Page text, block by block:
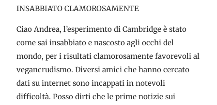
INSABBIATO CLAMOROSAMENTE
Ciao Andrea, l’esperimento di Cambridge è stato
come sai insabbiato e nascosto agli occhi del
mondo, per i risultati clamorosamente favorevoli al
vegancrudismo. Diversi amici che hanno cercato
dati su internet sono incappati in notevoli
difficoltà. Posso dirti che le prime notizie sui